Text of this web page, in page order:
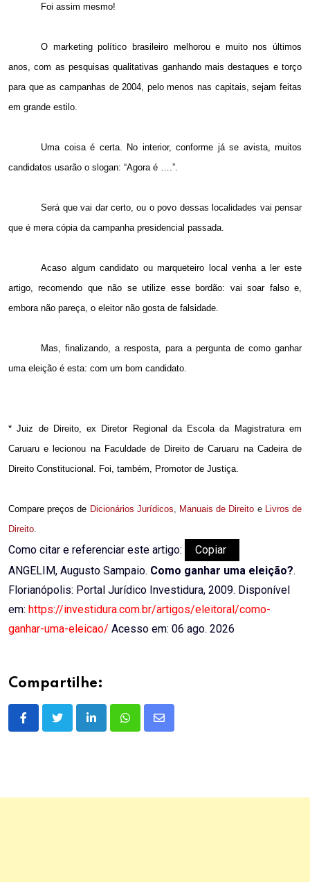
Foi assim mesmo!
O marketing político brasileiro melhorou e muito nos últimos
anos, com as pesquisas qualitativas ganhando mais destaques e torço
para que as campanhas de 2004, pelo menos nas capitais, sejam feitas
em grande estilo.
Uma coisa é certa. No interior, conforme já se avista, muitos
candidatos usarão o slogan: “Agora é ….”.
Será que vai dar certo, ou o povo dessas localidades vai pensar
que é mera cópia da campanha presidencial passada.
Acaso algum candidato ou marqueteiro local venha a ler este
artigo, recomendo que não se utilize esse bordão: vai soar falso e,
embora não pareça, o eleitor não gosta de falsidade.
Mas, finalizando, a resposta, para a pergunta de como ganhar
uma eleição é esta: com um bom candidato.
* Juiz de Direito, ex Diretor Regional da Escola da Magistratura em
Caruaru e lecionou na Faculdade de Direito de Caruaru na Cadeira de
Direito Constitucional. Foi, também, Promotor de Justiça.
Compare preços de Dicionários Jurídicos, Manuais de Direito e Livros de
Direito.
Como citar e referenciar este artigo:
Copiar
ANGELIM, Augusto Sampaio. Como ganhar uma eleição?.
Florianópolis: Portal Jurídico Investidura, 2009. Disponível
em: https://investidura.com.br/artigos/eleitoral/como-
ganhar-uma-eleicao/ Acesso em: 06 ago. 2026
Compartilhe:
LinkedInWhatsappShare